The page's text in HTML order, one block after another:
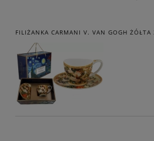
FILIŻANKA CARMANI V. VAN GOGH